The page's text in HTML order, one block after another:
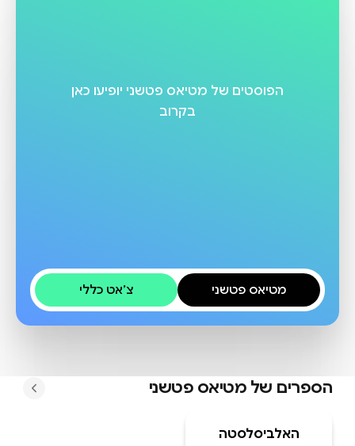
הפוסטים של מטיאס פטשני יופיעו כאן
בקרוב
מטיאס פטשני צ׳אט כללי
הספרים של מטיאס פטשני
האלביסלסטה